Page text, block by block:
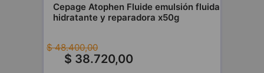
Cepage Atophen Fluide emulsión fluida
hidratante y reparadora x50g
$ 48.400,00
$ 38.720,00